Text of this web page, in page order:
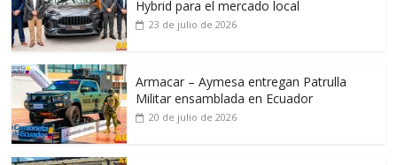
Hybrid para el mercado local
23 de julio de 2026
Armacar – Aymesa entregan Patrulla
Militar ensamblada en Ecuador
20 de julio de 2026